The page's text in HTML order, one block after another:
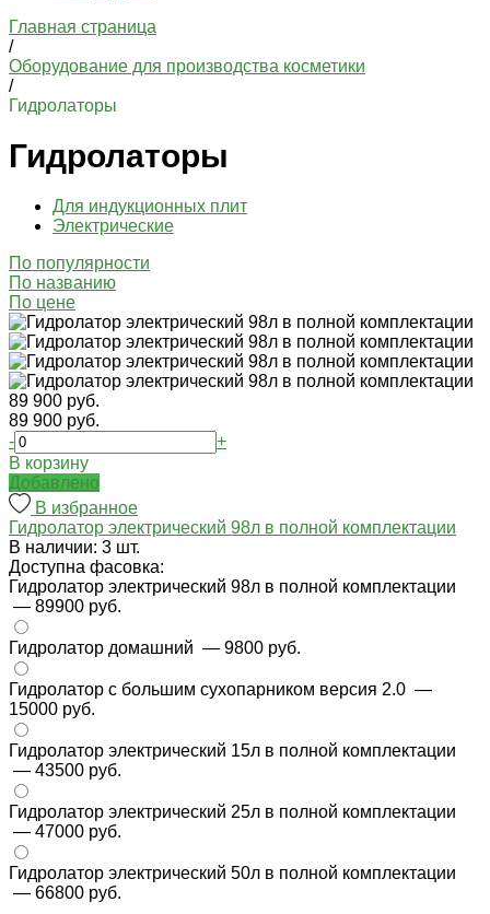
Главная страница
/
Оборудование для производства косметики
/
Гидролаторы
Гидролаторы
Для индукционных плит
Электрические
По популярности
По названию
По цене
89 900 руб.
89 900 руб.
-
+
В корзину
Добавлено
В избранное
Гидролатор электрический 98л в полной комплектации
В наличии: 3 шт.
Доступна фасовка:
Гидролатор электрический 98л в полной комплектации
— 89900 руб.
Гидролатор домашний — 9800 руб.
Гидролатор с большим сухопарником версия 2.0 —
15000 руб.
Гидролатор электрический 15л в полной комплектации
— 43500 руб.
Гидролатор электрический 25л в полной комплектации
— 47000 руб.
Гидролатор электрический 50л в полной комплектации
— 66800 руб.